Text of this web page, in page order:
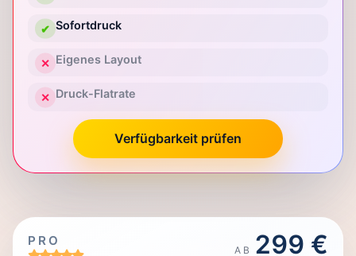
✔ Sofortdruck
✕ Eigenes Layout
✕ Druck-Flatrate
Verfügbarkeit prüfen
PRO
AB 299 €